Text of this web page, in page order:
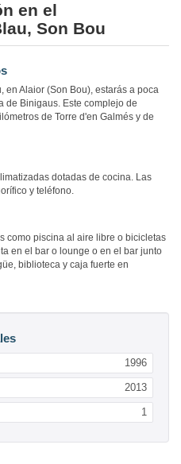
en el
Son Bou
en Alaior (Son Bou), estarás a poca
de Binigaus. Este complejo de
de Torre d'en Galmés y de
dotadas de cocina. Las
y teléfono.
como piscina al aire libre o bicicletas
en el bar o lounge o en el bar junto
biblioteca y caja fuerte en
1996
2013
1